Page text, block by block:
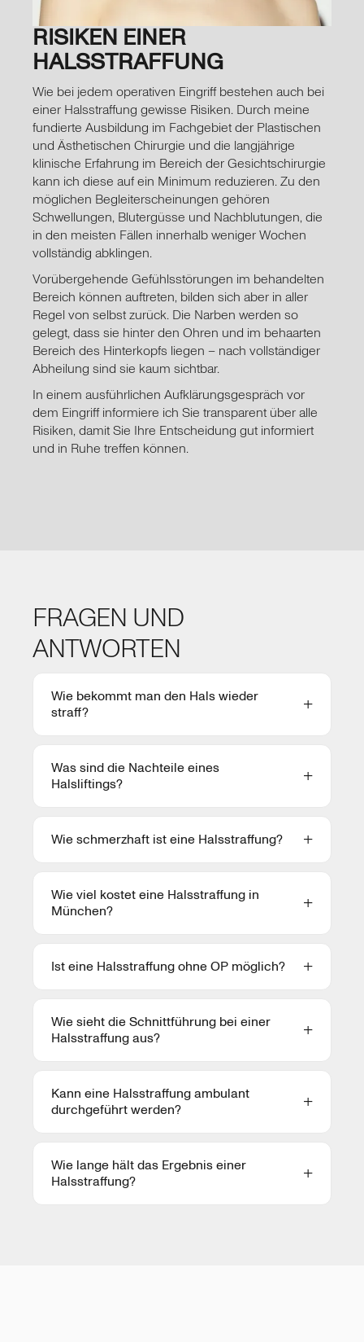
RISIKEN EINER
HALSSTRAFFUNG
Wie bei jedem operativen Eingriff bestehen auch bei
einer Halsstraffung gewisse Risiken. Durch meine
fundierte Ausbildung im Fachgebiet der Plastischen
und Ästhetischen Chirurgie und die langjährige
klinische Erfahrung im Bereich der Gesichtschirurgie
kann ich diese auf ein Minimum reduzieren. Zu den
möglichen Begleiterscheinungen gehören
Schwellungen, Blutergüsse und Nachblutungen, die
in den meisten Fällen innerhalb weniger Wochen
vollständig abklingen.
Vorübergehende Gefühlsstörungen im behandelten
Bereich können auftreten, bilden sich aber in aller
Regel von selbst zurück. Die Narben werden so
gelegt, dass sie hinter den Ohren und im behaarten
Bereich des Hinterkopfs liegen – nach vollständiger
Abheilung sind sie kaum sichtbar.
In einem ausführlichen Aufklärungsgespräch vor
dem Eingriff informiere ich Sie transparent über alle
Risiken, damit Sie Ihre Entscheidung gut informiert
und in Ruhe treffen können.
FRAGEN UND
ANTWORTEN
Wie bekommt man den Hals wieder
straff?
Was sind die Nachteile eines
Halsliftings?
Wie schmerzhaft ist eine Halsstraffung?
Wie viel kostet eine Halsstraffung in
München?
Ist eine Halsstraffung ohne OP möglich?
Wie sieht die Schnittführung bei einer
Halsstraffung aus?
Kann eine Halsstraffung ambulant
durchgeführt werden?
Wie lange hält das Ergebnis einer
Halsstraffung?